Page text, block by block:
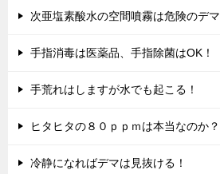
次亜塩素酸水の空間噴霧は危険のデマ
手指消毒は医薬品、手指除菌はOK！
手荒れはしますが水でも起こる！
ヒタヒタの８０ｐｐｍは本当なのか？
冷静になればデマは見抜ける！